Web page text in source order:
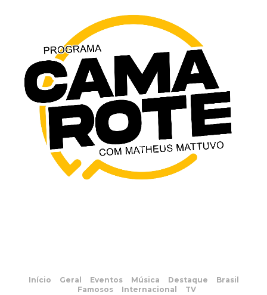
Início Geral Eventos Música Destaque
Brasil
Famosos
Internacional TV